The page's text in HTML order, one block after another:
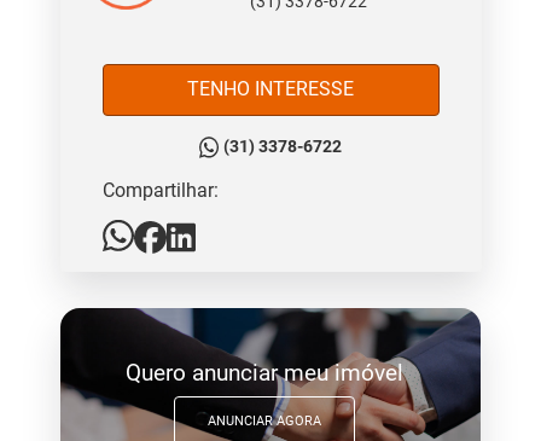
TENHO INTERESSE
(31) 3378-6722
Compartilhar:
Quero anunciar meu imóvel
ANUNCIAR AGORA